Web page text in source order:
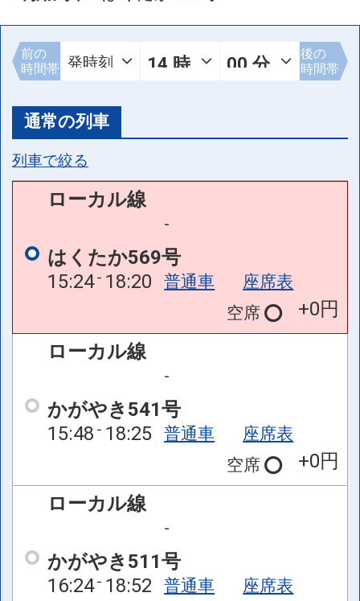
前の
時間帯
後の
時間帯
通常の列車
列車で絞る
ローカル線
-
はくたか569号
15:24 18:20 普通車
座席表
空席
+0円
ローカル線
-
かがやき541号
15:48 18:25 普通車
座席表
空席
+0円
ローカル線
-
かがやき511号
16:24 18:52 普通車
座席表